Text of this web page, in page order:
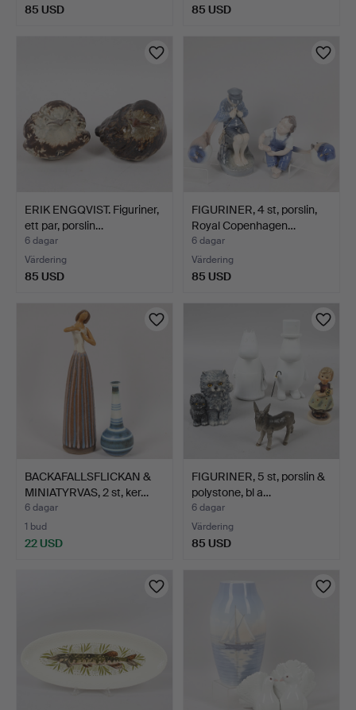
85 USD 85 USD
ERIK ENGQVIST. Figuriner,
ett par, porslin…
6 dagar
Värdering
85 USD
FIGURINER, 4 st, porslin,
Royal Copenhagen…
6 dagar
Värdering
85 USD
BACKAFALLSFLICKAN &
MINIATYRVAS, 2 st, ker…
6 dagar
1 bud
22 USD
FIGURINER, 5 st, porslin &
polystone, bl a…
6 dagar
Värdering
85 USD